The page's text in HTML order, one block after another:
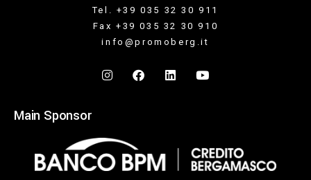
Tel. +39 035 32 30 911
Fax +39 035 32 30 910
info@promoberg.it
Main Sponsor